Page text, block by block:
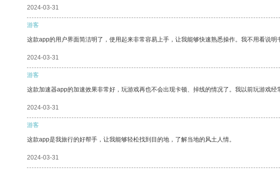
2024-03-31
游客
这款app的用户界面简洁明了，使用起来非常容易上手，让我能够快速熟悉操作。我不用看说明
2024-03-31
游客
这款加速器app的加速效果非常好，玩游戏再也不会出现卡顿、掉线的情况了。我以前玩游戏经
2024-03-31
游客
这款app是我旅行的好帮手，让我能够轻松找到目的地，了解当地的风土人情。
2024-03-31